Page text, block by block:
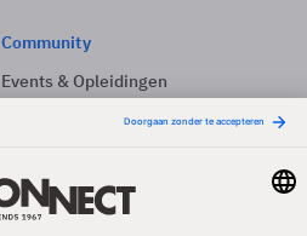
Community
Events & Opleidingen